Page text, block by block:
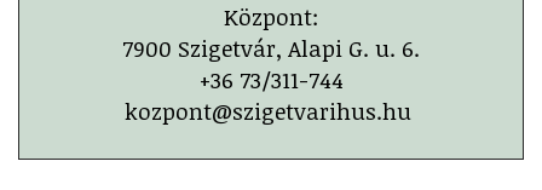
Központ:
7900 Szigetvár, Alapi G. u. 6.
+36 73/311-744
kozpont@szigetvarihus.hu